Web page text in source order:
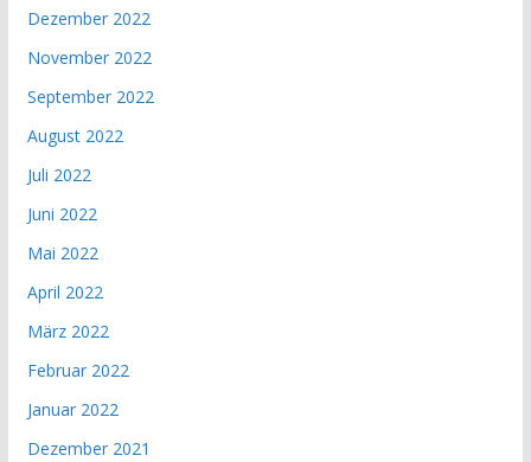
Dezember 2022
November 2022
September 2022
August 2022
Juli 2022
Juni 2022
Mai 2022
April 2022
März 2022
Februar 2022
Januar 2022
Dezember 2021